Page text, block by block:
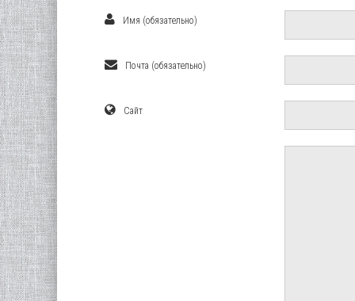
Имя (обязательно)
Почта (обязательно)
Сайт